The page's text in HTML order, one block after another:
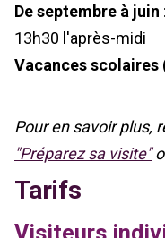
De septembre à juin
13h30 l'après-midi
Vacances scolaires
Pour en savoir plus,
"Préparez sa visite"
Tarifs
Visiteurs